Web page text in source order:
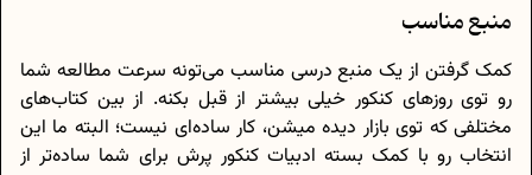
منبع مناسب
کمک گرفتن از یک منبع درسی مناسب می‌تونه سرعت مطالعه شما
رو توی روزهای کنکور خیلی بیشتر از قبل بکنه. از بین کتاب‌های
مختلفی که توی بازار دیده میشن، کار ساده‌ای نیست؛ البته ما این
انتخاب رو با کمک بسته ادبیات کنکور پرش برای شما ساده‌تر از